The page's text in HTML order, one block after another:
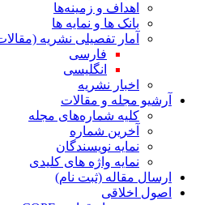
اهداف و زمینه‌ها
بانک ها و نمایه ها
آمار تفصیلی نشریه (مقالات)
فارسی
انگلیسی
اخبار نشریه
آرشیو مجله و مقالات
کلیه شماره‌های مجله
آخرین شماره
نمایه نویسندگان
نمایه واژه های کلیدی
ارسال مقاله (ثبت نام)
اصول اخلاقی